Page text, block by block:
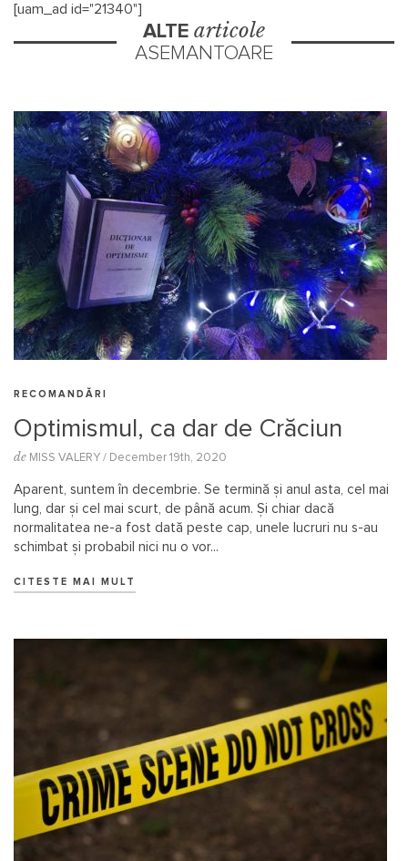
[uam_ad id="21340"]
ALTE articole
ASEMANTOARE
RECOMANDĂRI
Optimismul, ca dar de Crăciun
de MISS VALERY / December 19th, 2020
Aparent, suntem în decembrie. Se termină și anul asta, cel mai
lung, dar și cel mai scurt, de până acum. Și chiar dacă
normalitatea ne-a fost dată peste cap, unele lucruri nu s-au
schimbat și probabil nici nu o vor...
CITESTE MAI MULT